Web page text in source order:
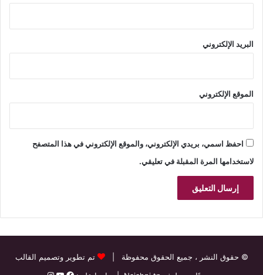
البريد الإلكتروني
الموقع الإلكتروني
احفظ اسمي، بريدي الإلكتروني، والموقع الإلكتروني في هذا المتصفح
لاستخدامها المرة المقبلة في تعليقي.
© حقوق النشر ، جميع الحقوق محفوظة |
تم تطوير وتصميم القالب